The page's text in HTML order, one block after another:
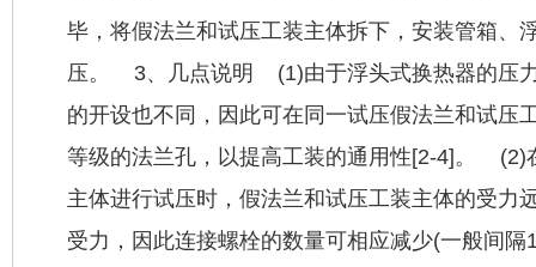
毕，将假法兰和试压工装主体拆下，安装管箱、
压。 3、几点说明 (1)由于浮头式换热器的压
的开设也不同，因此可在同一试压假法兰和试压
等级的法兰孔，以提高工装的通用性[2-4]。 (2)
主体进行试压时，假法兰和试压工装主体的受力
受力，因此连接螺栓的数量可相应减少(一般间